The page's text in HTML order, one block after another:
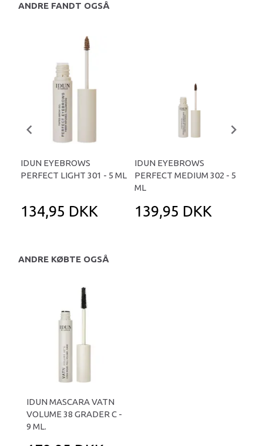
ANDRE FANDT OGSÅ
IDUN EYEBROWS
PERFECT LIGHT 301 - 5 ML
134,95 DKK
IDUN EYEBROWS
PERFECT MEDIUM 302 - 5
ML
139,95 DKK
ANDRE KØBTE OGSÅ
IDUN MASCARA VATN
VOLUME 38 GRADER C -
9 ML.